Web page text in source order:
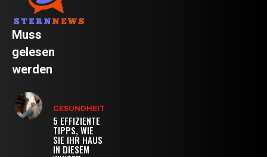
Muss
gelesen
werden
GESUNDHEIT
5 EFFIZIENTE
TIPPS, WIE
SIE IHR HAUS
IN DIESEM